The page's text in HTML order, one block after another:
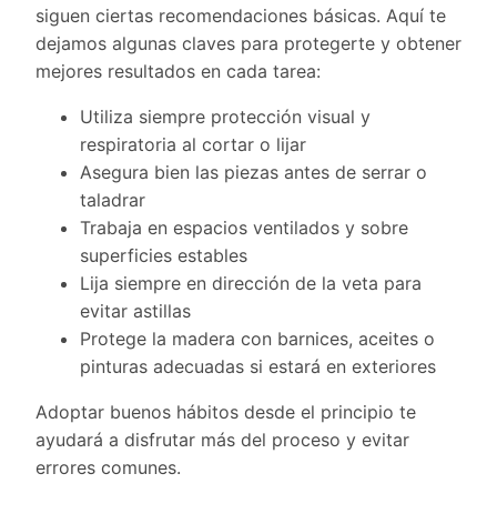
siguen ciertas recomendaciones básicas. Aquí te
dejamos algunas claves para protegerte y obtener
mejores resultados en cada tarea:
Utiliza siempre protección visual y
respiratoria al cortar o lijar
Asegura bien las piezas antes de serrar o
taladrar
Trabaja en espacios ventilados y sobre
superficies estables
Lija siempre en dirección de la veta para
evitar astillas
Protege la madera con barnices, aceites o
pinturas adecuadas si estará en exteriores
Adoptar buenos hábitos desde el principio te
ayudará a disfrutar más del proceso y evitar
errores comunes.